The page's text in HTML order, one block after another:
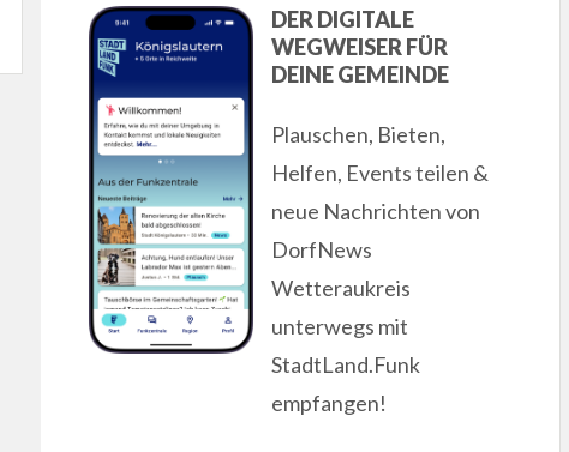
DER DIGITALE
WEGWEISER FÜR
DEINE GEMEINDE
Plauschen, Bieten,
Helfen, Events teilen &
neue Nachrichten von
DorfNews
Wetteraukreis
unterwegs mit
StadtLand.Funk
empfangen!